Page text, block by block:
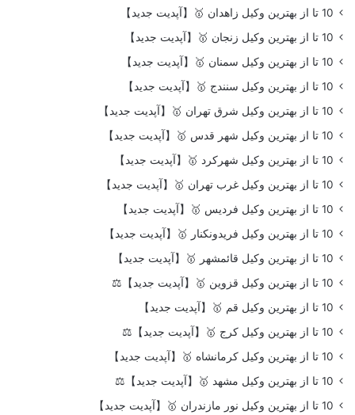
10 تا از بهترین وکیل زاهدان 🥇【آپدیت جدید】
10 تا از بهترین وکیل زنجان 🥇【آپدیت جدید】
10 تا از بهترین وکیل سمنان 🥇【آپدیت جدید】
10 تا از بهترین وکیل سنندج 🥇【آپدیت جدید】
10 تا از بهترین وکیل شرق تهران 🥇【آپدیت جدید】
10 تا از بهترین وکیل شهر قدس 🥇【آپدیت جدید】
10 تا از بهترین وکیل شهرکرد 🥇【آپدیت جدید】
10 تا از بهترین وکیل غرب تهران 🥇【آپدیت جدید】
10 تا از بهترین وکیل فردیس 🥇【آپدیت جدید】
10 تا از بهترین وکیل فریدونکنار 🥇【آپدیت جدید】
10 تا از بهترین وکیل قائمشهر 🥇【آپدیت جدید】
10 تا از بهترین وکیل قزوین 🥇【آپدیت جدید】⚖️
10 تا از بهترین وکیل قم 🥇【آپدیت جدید】
10 تا از بهترین وکیل کرج 🥇【آپدیت جدید】⚖️
10 تا از بهترین وکیل کرمانشاه 🥇【آپدیت جدید】
10 تا از بهترین وکیل مشهد 🥇【آپدیت جدید】⚖️
10 تا از بهترین وکیل نور مازندران 🥇【آپدیت جدید】